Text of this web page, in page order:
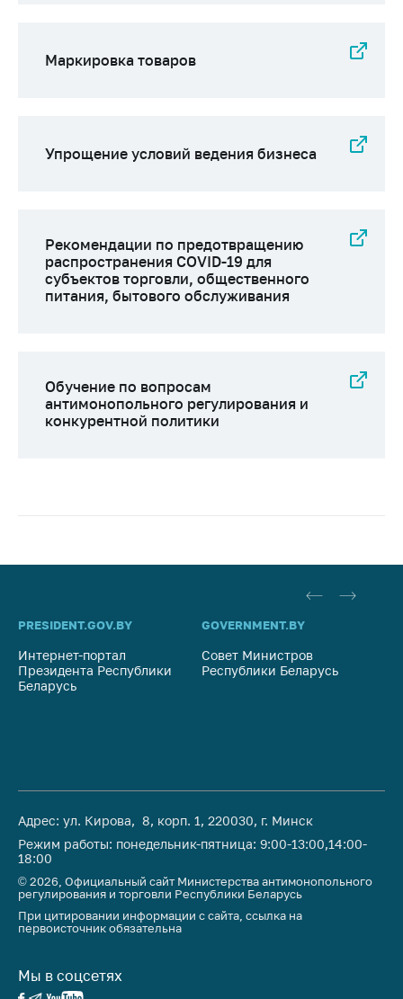
Маркировка товаров
Упрощение условий ведения бизнеса
Рекомендации по предотвращению
распространения COVID-19 для
субъектов торговли, общественного
питания, бытового обслуживания
Обучение по вопросам
антимонопольного регулирования и
конкурентной политики
PRESIDENT.GOV.BY
Интернет-портал
Президента Республики
Беларусь
GOVERNMENT.BY
Совет Министров
Республики Беларусь
Адрес: ул. Кирова, 8, корп. 1, 220030, г. Минск
Режим работы: понедельник-пятница: 9:00-13:00,14:00-
18:00
© 2026, Официальный сайт Министерства антимонопольного
регулирования и торговли Республики Беларусь
При цитировании информации с сайта, ссылка на
первоисточник обязательна
Мы в соцсетях